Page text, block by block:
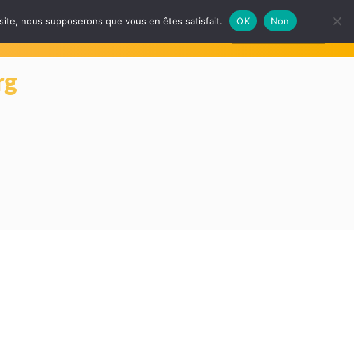
PARTENAIRES GALERIE FAQ S’INSCRIRE
nous supposerons que vous en êtes satisfait. OK Non